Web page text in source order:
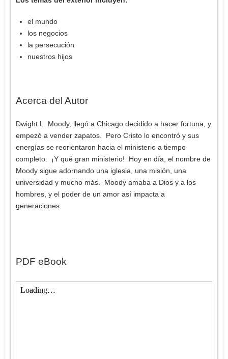
el mundo
los negocios
la persecución
nuestros hijos
Acerca del Autor
Dwight L. Moody, llegó a Chicago decidido a hacer fortuna, y
empezó a vender zapatos. Pero Cristo lo encontró y sus
energías se reorientaron hacia el ministerio a tiempo
completo. ¡Y qué gran ministerio! Hoy en día, el nombre de
Moody sigue adornando una iglesia, una misión, una
universidad y mucho más. Moody amaba a Dios y a los
hombres, y el poder de un amor así impacta a
generaciones.
PDF eBook